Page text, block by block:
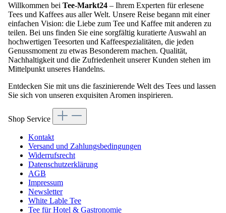
Willkommen bei Tee-Markt24 – Ihrem Experten für erlesene
Tees und Kaffees aus aller Welt. Unsere Reise begann mit einer
einfachen Vision: die Liebe zum Tee und Kaffee mit anderen zu
teilen. Bei uns finden Sie eine sorgfältig kuratierte Auswahl an
hochwertigen Teesorten und Kaffeespezialitäten, die jeden
Genussmoment zu etwas Besonderem machen. Qualität,
Nachhaltigkeit und die Zufriedenheit unserer Kunden stehen im
Mittelpunkt unseres Handelns.
Entdecken Sie mit uns die faszinierende Welt des Tees und lassen
Sie sich von unseren exquisiten Aromen inspirieren.
Shop Service
Kontakt
Versand und Zahlungsbedingungen
Widerrufsrecht
Datenschutzerklärung
AGB
Impressum
Newsletter
White Lable Tee
Tee für Hotel & Gastronomie